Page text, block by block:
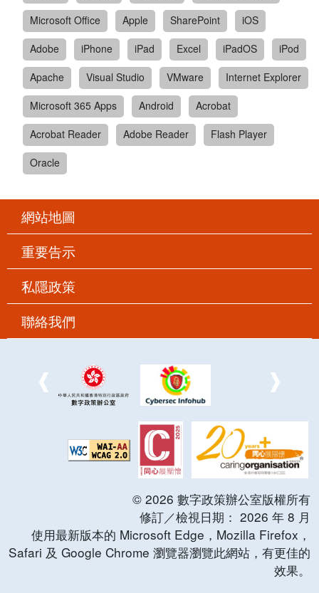
Microsoft Office
Apple SharePoint
iOS
Adobe
iPhone iPad Excel iPadOS
iPod
Apache
Visual Studio VMware
Internet Explorer
Microsoft 365 Apps
Android
Acrobat
Acrobat Reader
Adobe Reader
Flash Player
Oracle
網站地圖
重要告示
私隱政策
聯絡我們
© 2026 數字政策辦公室版權所有
修訂／檢視日期： 2026 年 8 月
使用最新版本的 Microsoft Edge，Mozilla Firefox，
Safari 及 Google Chrome 瀏覽器瀏覽此網站，有更佳的
效果。